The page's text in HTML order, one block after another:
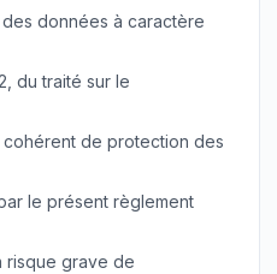
données à caractère
du traité sur le
de protection des
le présent règlement
risque grave de